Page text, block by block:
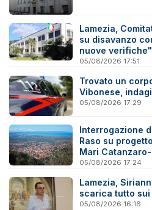
Lamezia,
su disavanzo
nuove verifiche"
05/08/2026 17:51
Trovato un
Vibonese,
05/08/2026 17:29
Interrogazione
Raso su
Mari
05/08/2026 17:24
Lamezia,
scarica tutto
05/08/2026 16:16